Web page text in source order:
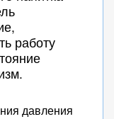
работу
давления